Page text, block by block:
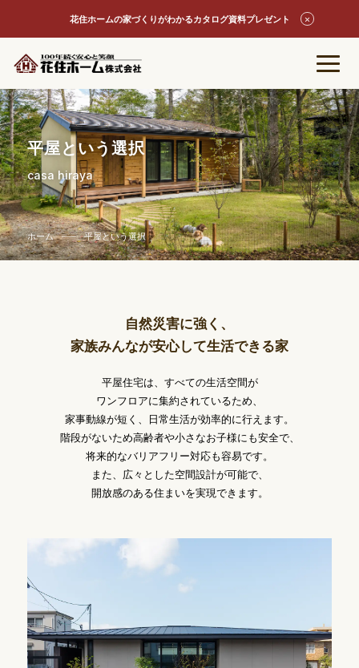
花住ホームの家づくりがわかるカタログ資料プレゼント
平屋という選択
casa hiraya
ホーム 平屋という選択
自然災害に強く、
家族みんなが安心して生活できる家
平屋住宅は、すべての生活空間が
ワンフロアに集約されているため、
家事動線が短く、日常生活が効率的に行えます。
階段がないため高齢者や小さなお子様にも安全で、
将来的なバリアフリー対応も容易です。
また、広々とした空間設計が可能で、
開放感のある住まいを実現できます。